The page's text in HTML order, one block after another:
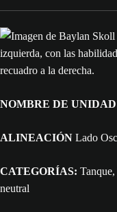
NOMBRE DE
ALINEACIÓN Lado
CATEGORÍAS:
neutral